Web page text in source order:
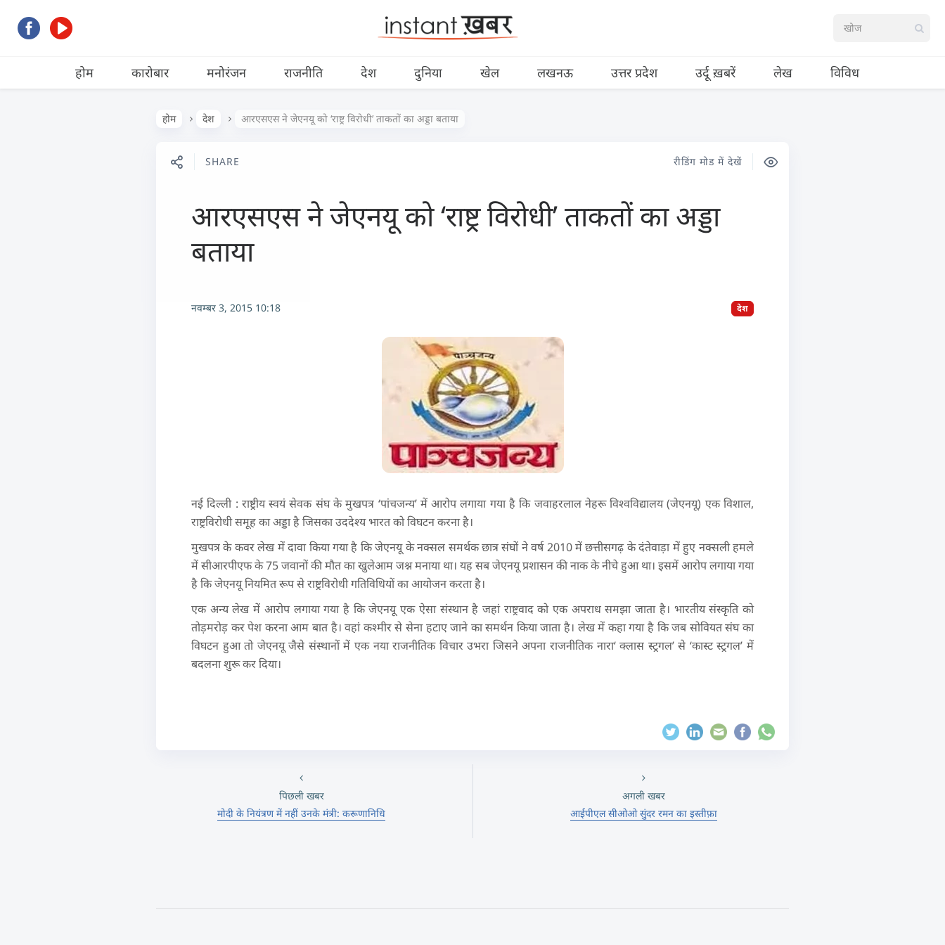
होम कारोबार मनोरंजन राजनीति देश दुनिया खेल लखनऊ उत्तर प्रदेश उर्दू ख़बरें लेख विविध
होम देश आरएसएस ने जेएनयू को ‘राष्ट्र विरोधी’ ताकतों का अड्डा बताया
SHARE रीडिंग मोड में देखें
आरएसएस ने जेएनयू को ‘राष्ट्र विरोधी’ ताकतों का अड्डा
बताया
नवम्बर 3, 2015 10:18 देश
नई दिल्ली : राष्ट्रीय स्वयं सेवक संघ के मुखपत्र ‘पांचजन्य’ में आरोप लगाया गया है कि जवाहरलाल नेहरू विश्वविद्यालय (जेएनयू) एक विशाल,
राष्ट्रविरोधी समूह का अड्डा है जिसका उददेश्य भारत को विघटन करना है।
मुखपत्र के कवर लेख में दावा किया गया है कि जेएनयू के नक्सल समर्थक छात्र संघों ने वर्ष 2010 में छत्तीसगढ़ के दंतेवाड़ा में हुए नक्सली हमले
में सीआरपीएफ के 75 जवानों की मौत का खुलेआम जश्न मनाया था। यह सब जेएनयू प्रशासन की नाक के नीचे हुआ था। इसमें आरोप लगाया गया
है कि जेएनयू नियमित रूप से राष्ट्रविरोधी गतिविधियों का आयोजन करता है।
एक अन्य लेख में आरोप लगाया गया है कि जेएनयू एक ऐसा संस्थान है जहां राष्ट्रवाद को एक अपराध समझा जाता है। भारतीय संस्कृति को
तोड़मरोड़ कर पेश करना आम बात है। वहां कश्मीर से सेना हटाए जाने का समर्थन किया जाता है। लेख में कहा गया है कि जब सोवियत संघ का
विघटन हुआ तो जेएनयू जैसे संस्थानों में एक नया राजनीतिक विचार उभरा जिसने अपना राजनीतिक नारा‘ क्लास स्ट्रगल’ से ‘कास्ट स्ट्रगल’ में
बदलना शुरू कर दिया।
पिछली खबर
मोदी के नियंत्रण में नहीं उनके मंत्री: करूणानिधि
अगली खबर
आईपीएल सीओओ सुंदर रमन का इस्तीफ़ा